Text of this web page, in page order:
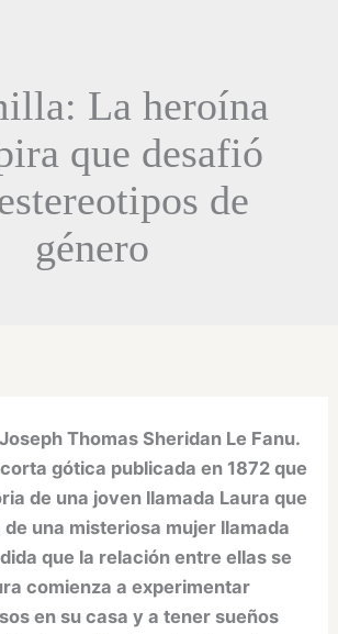
La heroína
que desafió
de
género
Thomas Sheridan Le Fanu.
gótica publicada en 1872 que
de una joven llamada Laura que
de una misteriosa mujer llamada
que la relación entre ellas se
comienza a experimentar
en su casa y a tener sueños